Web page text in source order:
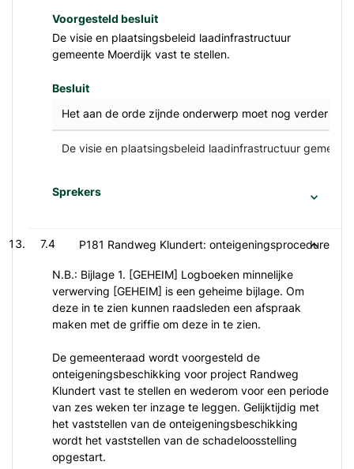
Voorgesteld besluit
De visie en plaatsingsbeleid laadinfrastructuur
gemeente Moerdijk vast te stellen.
Besluit
Het aan de orde zijnde onderwerp moet nog verder
De visie en plaatsingsbeleid laadinfrastructuur
Sprekers
7.4 P181 Randweg Klundert: onteigeningsprocedure
N.B.: Bijlage 1. [GEHEIM] Logboeken minnelijke
verwerving [GEHEIM] is een geheime bijlage. Om
deze in te zien kunnen raadsleden een afspraak
maken met de griffie om deze in te zien.
De gemeenteraad wordt voorgesteld de
onteigeningsbeschikking voor project Randweg
Klundert vast te stellen en wederom voor een periode
van zes weken ter inzage te leggen. Gelijktijdig met
het vaststellen van de onteigeningsbeschikking
wordt het vaststellen van de schadeloosstelling
opgestart.